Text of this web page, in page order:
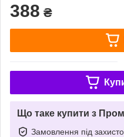
388 ₴
Що таке купити з
Замовлення під